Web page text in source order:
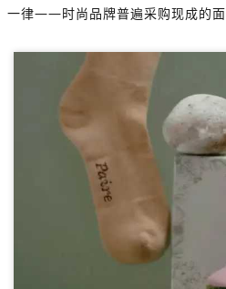
一律——时尚品牌普遍采购现成的面